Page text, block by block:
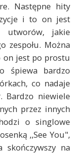
Następne hity
i to on jest
utworów, jakie
zespołu. Można
on jest po prostu
śpiewa bardzo
co nadaje
Bardzo niewiele
przez innych
o singlowe
,,See You",
na